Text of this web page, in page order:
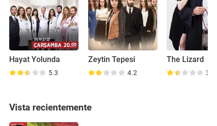
Hayat Yolunda
5.3
Zeytin Tepesi
4.2
The Lizard
3.9
Vista recientemente